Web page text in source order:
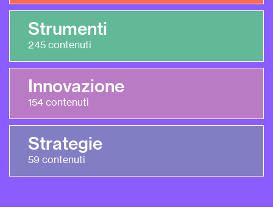
Strumenti
245 contenuti
Innovazione
154 contenuti
Strategie
59 contenuti